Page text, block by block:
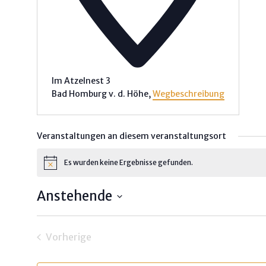
Im Atzelnest 3
Bad Homburg v. d. Höhe,Wegbeschreibung
Veranstaltungen an diesem veranstaltungsort
HinweisEs wurden keine Ergebnisse gefunden.
Anstehende
Vorherige